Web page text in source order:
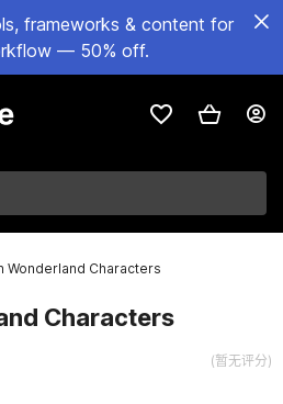
frameworks & content for
— 50% off.
Wonderland Characters
Characters
(暂无评分)